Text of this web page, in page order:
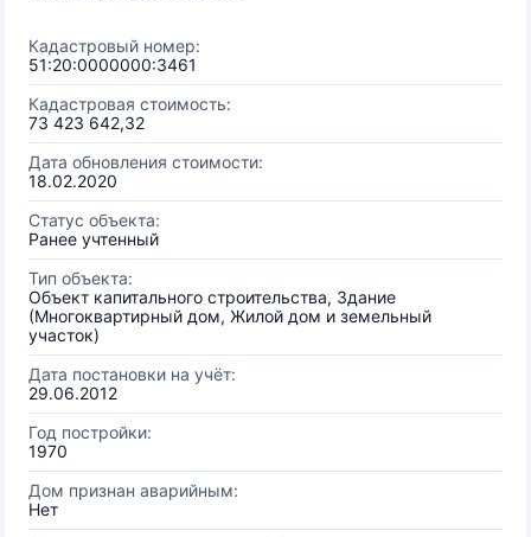
Кадастровый номер:
51:20:0000000:3461
Кадастровая стоимость:
73 423 642,32
Дата обновления стоимости:
18.02.2020
Статус объекта:
Ранее учтенный
Тип объекта:
Объект капитального строительства, Здание
(Многоквартирный дом, Жилой дом и земельный
участок)
Дата постановки на учёт:
29.06.2012
Год постройки:
1970
Дом признан аварийным:
Нет